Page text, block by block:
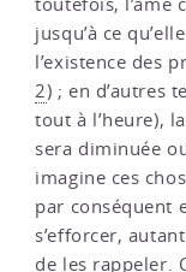
jusqu’à ce
l’existence des
2) ; en d’autres
tout à l’heure),
sera diminuée
imagine ces
par conséquent
s’efforcer,
de les rappeler.